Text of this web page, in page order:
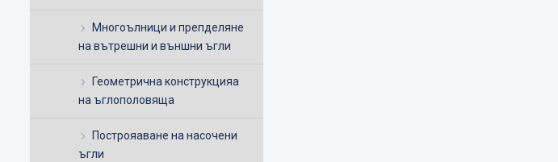
Многоълници и препделяне
на вътрешни и външни ъгли
Геометрична конструкцияа
на ъглополовяща
Построяаване на насочени
ъгли